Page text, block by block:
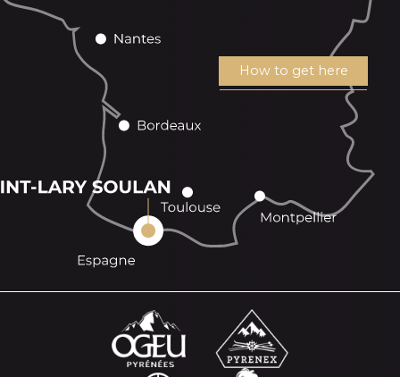
How to get here